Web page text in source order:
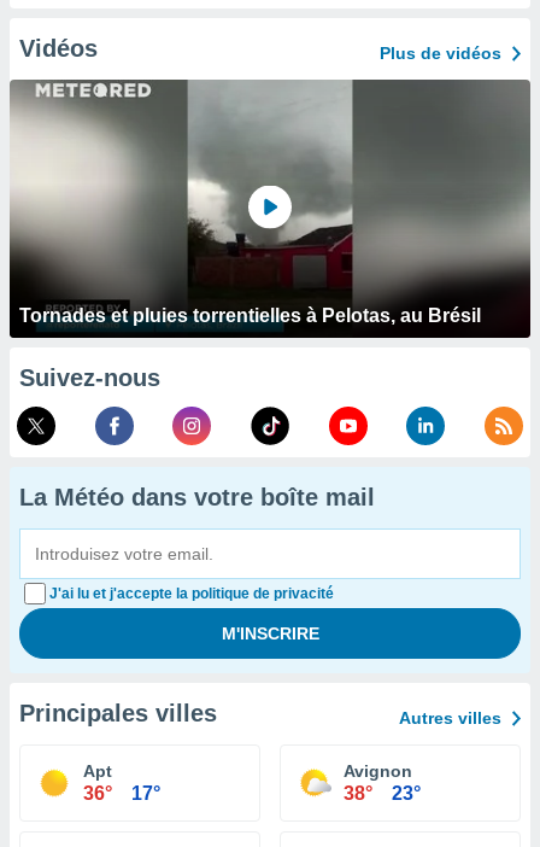
Vidéos Plus de vidéos
Tornades et pluies torrentielles à Pelotas, au Brésil
Suivez-nous
La Météo dans votre boîte mail
J'ai lu et j'accepte la politique de privacité
Principales villes Autres villes
Apt
36° 17°
Avignon
38° 23°